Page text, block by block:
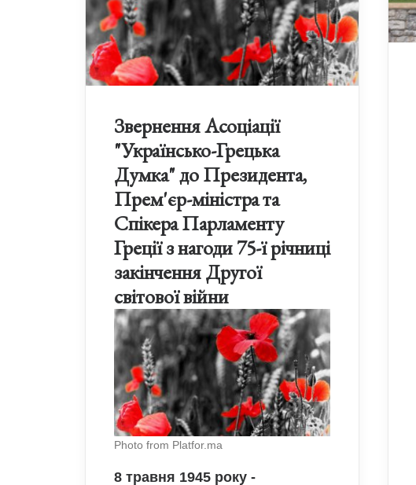
Звернення Асоціації
"Українсько-Грецька
Думка" до Президента,
Прем'єр-міністра та
Спікера Парламенту
Греції з нагоди 75-ї річниці
закінчення Другої
світової війни
Photo from Platfor.ma
8 травня 1945 року -